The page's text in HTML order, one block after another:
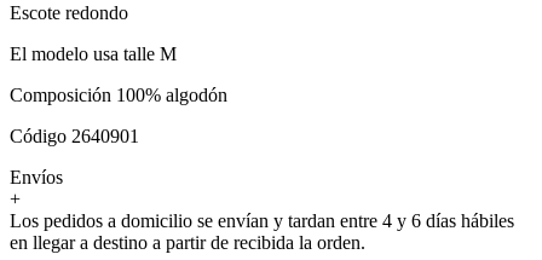
Escote redondo
El modelo usa talle M
Composición 100% algodón
Código 2640901
Envíos
+
Los pedidos a domicilio se envían y tardan entre 4 y 6 días hábiles
en llegar a destino a partir de recibida la orden.